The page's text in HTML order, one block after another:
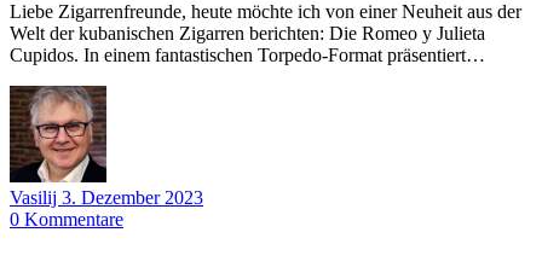
Liebe Zigarrenfreunde, heute möchte ich von einer Neuheit aus der
Welt der kubanischen Zigarren berichten: Die Romeo y Julieta
Cupidos. In einem fantastischen Torpedo-Format präsentiert…
Vasilij 3. Dezember 2023
0 Kommentare